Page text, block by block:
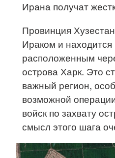
Ирана получат
Провинция
Ираком и
расположенным
острова Харк. Это
важный регион,
возможной
войск по захвату
смысл этого шага